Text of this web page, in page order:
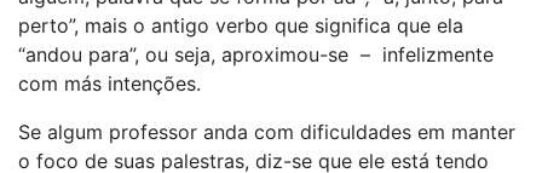
perto”, mais o antigo verbo que significa que ela
“andou para”, ou seja, aproximou-se – infelizmente
com más intenções.
Se algum professor anda com dificuldades em manter
o foco de suas palestras, diz-se que ele está tendo